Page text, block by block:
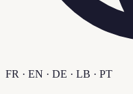
FR · EN · DE · LB · PT